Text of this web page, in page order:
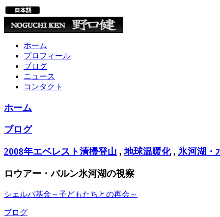
ホーム
プロフィール
ブログ
ニュース
コンタクト
ホーム
ブログ
2008年エベレスト清掃登山 ,地球温暖化, 氷河湖・
ロウアー・バルン氷河湖の視察
シェルパ基金～子どもたちとの再会～
ブログ